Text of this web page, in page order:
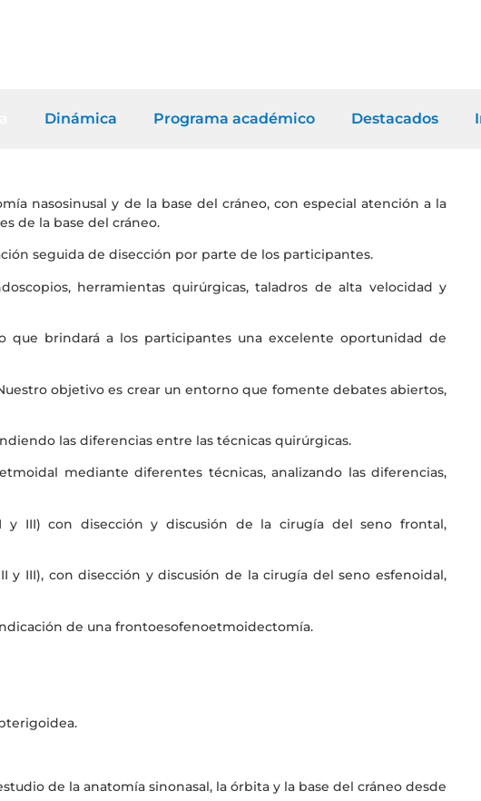
Dinámica Programa académico Destacados
nasosinusal y de la base del cráneo, con especial atención a la
de la base del cráneo.
seguida de disección por parte de los participantes.
herramientas quirúrgicas, taladros de alta velocidad y
que brindará a los participantes una excelente oportunidad de
objetivo es crear un entorno que fomente debates abiertos,
las diferencias entre las técnicas quirúrgicas.
mediante diferentes técnicas, analizando las diferencias,
y III) con disección y discusión de la cirugía del seno frontal,
III), con disección y discusión de la cirugía del seno esfenoidal,
de una frontoesofenoetmoidectomía.
de la anatomía sinonasal, la órbita y la base del cráneo desde